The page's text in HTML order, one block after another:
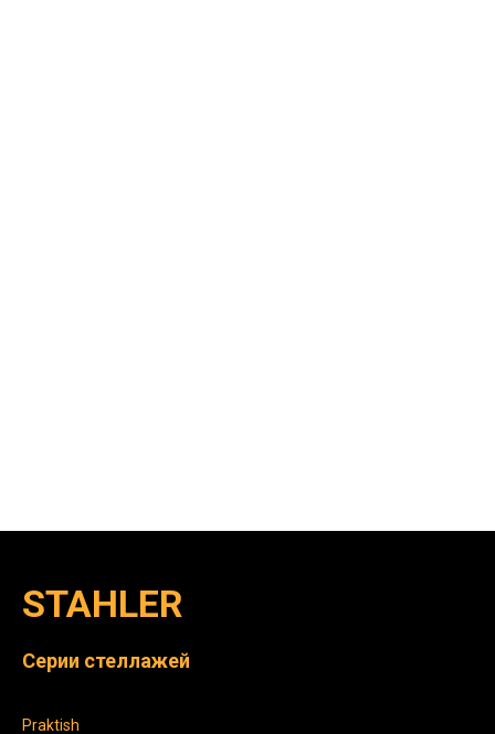
Серии стеллажей
STAHLER
Praktish